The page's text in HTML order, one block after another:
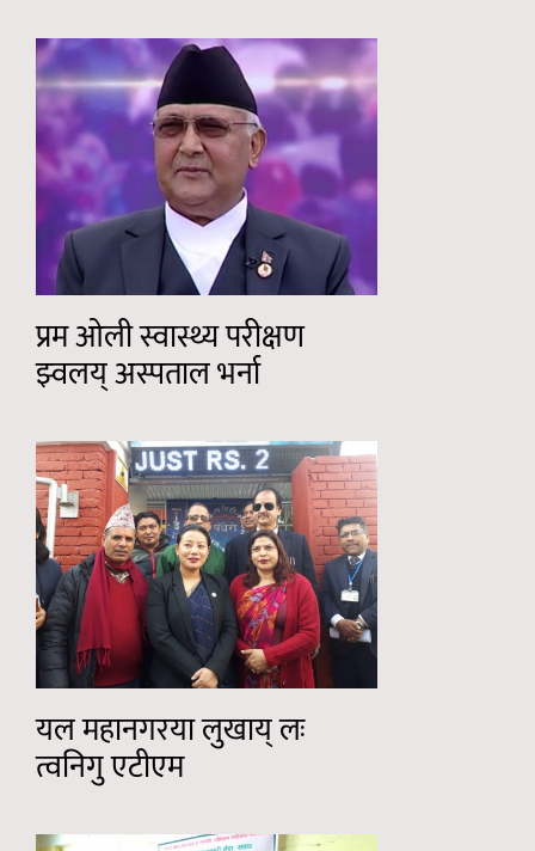
प्रम ओली स्वास्थ्य परीक्षण
झ्वलय् अस्पताल भर्ना
यल महानगरया लुखाय् लः
त्वनिगु एटीएम